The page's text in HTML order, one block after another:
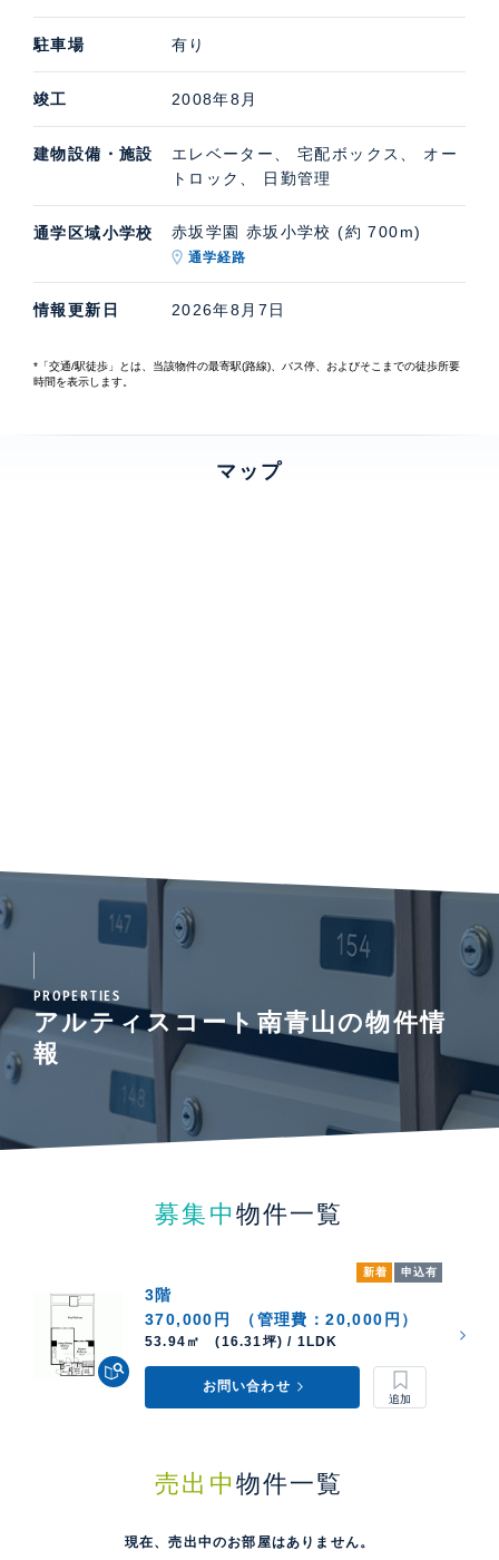
駐車場 有り
竣工 2008年8月
建物設備・施設
エレベーター、 宅配ボックス、 オー
トロック、 日勤管理
通学区域小学校 赤坂学園 赤坂小学校 (約 700m)
通学経路
情報更新日 2026年8月7日
*「交通/駅徒歩」とは、当該物件の最寄駅(路線)、バス停、およびそこまでの徒歩所要
時間を表示します。
マップ
PROPERTIES
アルティスコート南青山の物件情
報
募集中 物件一覧
新着 申込有
3階
370,000円
（管理費：20,000円）
53.94㎡ (16.31坪) / 1LDK
お問い合わせ
売出中 物件一覧
現在、売出中のお部屋はありません。